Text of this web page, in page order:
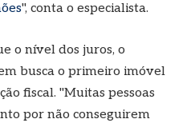
", conta o especialista.
o nível dos juros, o
busca o primeiro imóvel
fiscal. "Muitas pessoas
por não conseguirem